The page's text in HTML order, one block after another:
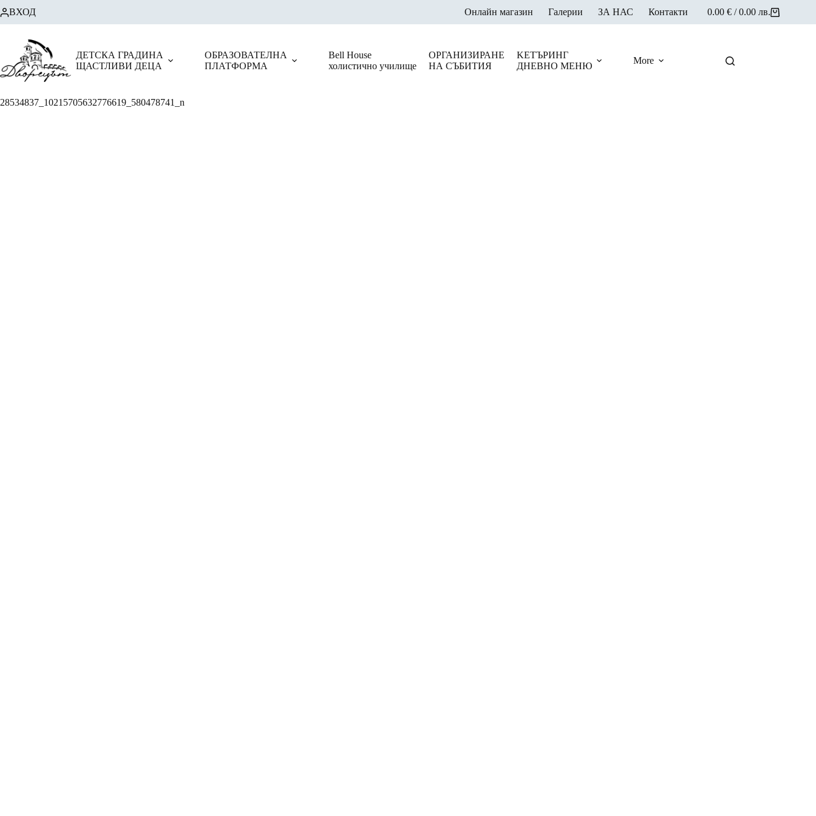
to
content
ВХОД Онлайн магазин Галерии ЗА НАС Контакти
Shopping
cart
0.00 € / 0.00 лв.
ДЕТСКА ГРАДИНА
ЩАСТЛИВИ ДЕЦА
ОБРАЗОВАТЕЛНА
ПЛАТФОРМА
Bell House
холистично училище
ОРГАНИЗИРАНЕ
НА СЪБИТИЯ
KЕТЪРИНГ
ДНЕВНО МЕНЮ
More
28534837_10215705632776619_580478741_n